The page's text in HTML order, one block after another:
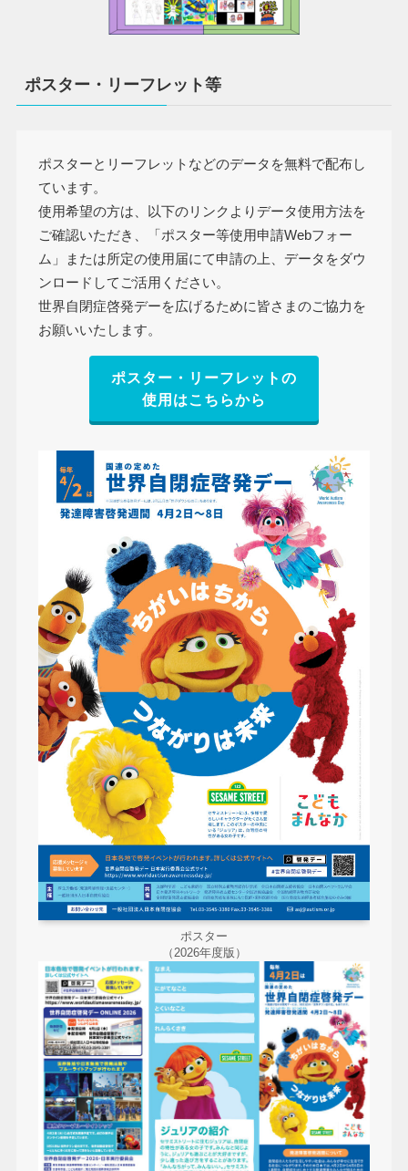
ポスター・リーフレット等
ポスターとリーフレットなどのデータを無料で配布し
ています。
使用希望の方は、以下のリンクよりデータ使用方法を
ご確認いただき、「ポスター等使用申請Webフォー
ム」または所定の使用届にて申請の上、データをダウ
ンロードしてご活用ください。
世界自閉症啓発デーを広げるために皆さまのご協力を
お願いいたします。
ポスター・リーフレットの
使用はこちらから
ポスター
（2026年度版）